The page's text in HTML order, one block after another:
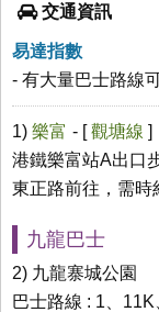
交通資訊
易達指數
- 有大量巴士路線
1) 樂富 - [觀塘線 ]
港鐵樂富站A出口
東正路前往，需時
九龍巴士
2) 九龍寨城公園
巴士路線 : 1、